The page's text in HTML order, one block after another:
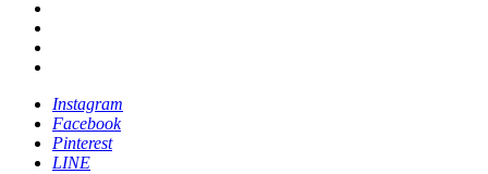
Instagram
Facebook
Pinterest
LINE